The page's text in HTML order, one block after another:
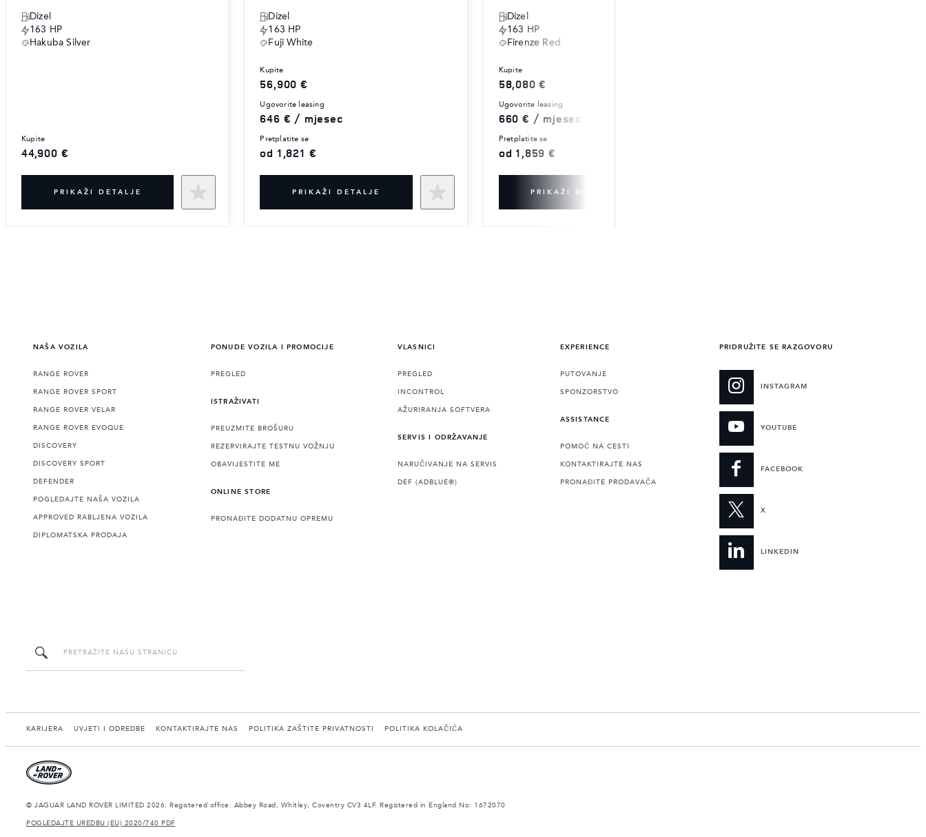
Dizel
163 HP
Hakuba Silver
kupite
44,900 €
PRIKAŽI DETALJE
Dizel
163 HP
Fuji White
kupite
56,900 €
ugovorite leasing
646 € / mjesec
pretplatite se
od 1,821 €
PRIKAŽI DETALJE
Dizel
163 HP
Firenze Red
kupite
58,080 €
ugovorite leasing
660 € / mjesec
pretplatite se
od 1,859 €
PRIKAŽI DETALJE
NAŠA VOZILA
RANGE ROVER
RANGE ROVER SPORT
RANGE ROVER VELAR
RANGE ROVER EVOQUE
DISCOVERY
DISCOVERY SPORT
DEFENDER
POGLEDAJTE NAŠA VOZILA
APPROVED RABLJENA VOZILA
DIPLOMATSKA PRODAJA
PONUDE VOZILA I PROMOCIJE
PREGLED
ISTRAŽIVATI
PREUZMITE BROŠURU
REZERVIRAJTE TESTNU VOŽNJU
OBAVIJESTITE ME
ONLINE STORE
PRONAĐITE DODATNU OPREMU
VLASNICI
PREGLED
INCONTROL
AŽURIRANJA SOFTVERA
SERVIS I ODRŽAVANJE
NARUČIVANJE NA SERVIS
DEF (ADBLUE®)
EXPERIENCE
PUTOVANJE
SPONZORSTVO
ASSISTANCE
POMOĆ NA CESTI
KONTAKTIRAJTE NAS
PRONAĐITE PRODAVAČA
PRIDRUŽITE SE RAZGOVORU
INSTAGRAM
YOUTUBE
FACEBOOK
X
LINKEDIN
KARIJERA UVJETI I ODREDBE KONTAKTIRAJTE NAS POLITIKA ZAŠTITE PRIVATNOSTI POLITIKA KOLAČIĆA
© JAGUAR LAND ROVER LIMITED 2026: Registered office: Abbey Road, Whitley, Coventry CV3 4LF. Registered in England No: 1672070
POGLEDAJTE UREDBU (EU) 2020/740 PDF